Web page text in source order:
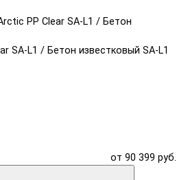
SA-L1 / Бетон известковый SA-L1
от 90 399 руб.